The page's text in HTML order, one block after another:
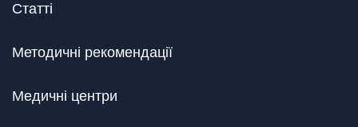
Статті
Методичні рекомендації
Медичні центри